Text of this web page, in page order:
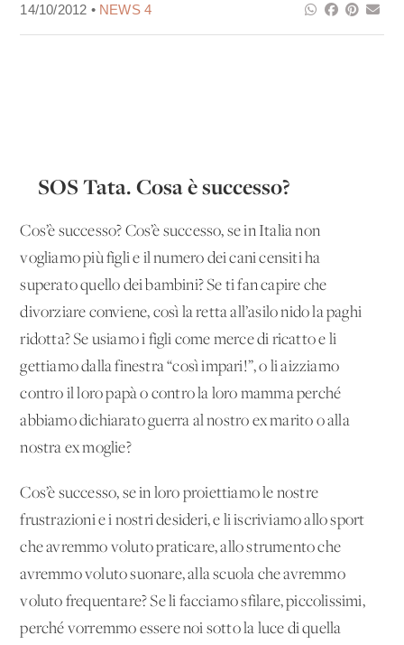
14/10/2012 • NEWS 4
SOS Tata. Cosa è successo?
Cos’è successo? Cos’è successo, se in Italia non
vogliamo più figli e il numero dei cani censiti ha
superato quello dei bambini? Se ti fan capire che
divorziare conviene, così la retta all’asilo nido la paghi
ridotta? Se usiamo i figli come merce di ricatto e li
gettiamo dalla finestra “così impari!”, o li aizziamo
contro il loro papà o contro la loro mamma perché
abbiamo dichiarato guerra al nostro ex marito o alla
nostra ex moglie?
Cos’è successo, se in loro proiettiamo le nostre
frustrazioni e i nostri desideri, e li iscriviamo allo sport
che avremmo voluto praticare, allo strumento che
avremmo voluto suonare, alla scuola che avremmo
voluto frequentare? Se li facciamo sfilare, piccolissimi,
perché vorremmo essere noi sotto la luce di quella